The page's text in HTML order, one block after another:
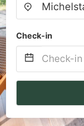
Check-in
Navigate
to